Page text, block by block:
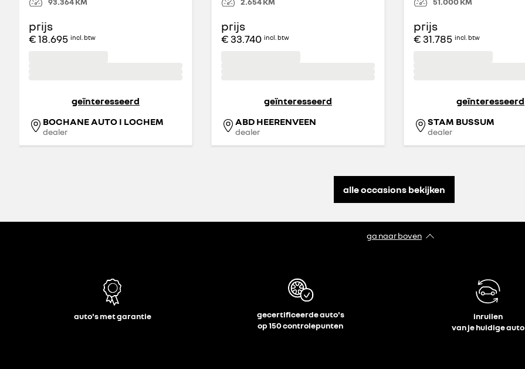
prijs
€ 18.695 incl. btw
geïnteresseerd
BOCHANE AUTO I LOCHEM
dealer
prijs
€ 33.740 incl. btw
geïnteresseerd
ABD HEERENVEEN
dealer
prijs
€ 31.785 incl. btw
geïnteresseerd
STAM BUSSUM
dealer
alle occasions bekijken
ga naar boven
auto's met garantie
gecertificeerde auto's
op 150 controlepunten
inruilen
van je huidige auto